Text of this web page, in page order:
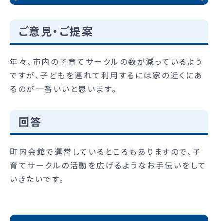
ご意見・ご提案
年々、市内の子育てサークルの数が減っているよう
ですが、子どもを連れて利用するには家の近くにあ
るのが一番いいと思います。
回答
町内会館で運営しているところもありますので、子
育てサークルの活動を広げるようなお手伝いをして
いきたいです。